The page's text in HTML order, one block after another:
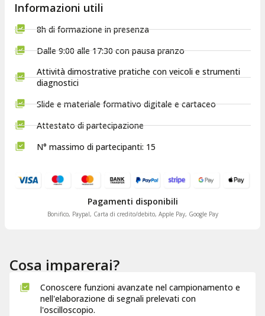
Cosa imparerai?
Conoscere funzioni avanzate nel campionamento e
nell'elaborazione di segnali prelevati con
l'oscilloscopio.
Informazioni utili
8h di formazione in presenza
Dalle 9:00 alle 17:30 con pausa pranzo
Attività dimostrative pratiche con veicoli e strumenti
diagnostici
Slide e materiale formativo digitale e cartaceo
Attestato di partecipazione
N° massimo di partecipanti: 15
Pagamenti disponibili
Bonifico, Paypal, Carta di credito/debito, Apple Pay, Google Pay